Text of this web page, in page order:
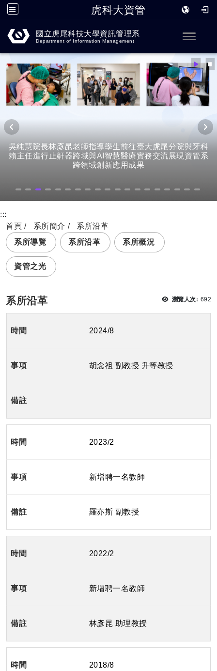
虎科大資管
跳到主要內容
國立虎尾科技大學資訊管理系
Department of Information Management
吳純慧院長林彥昆老師指導學生前往臺大虎尾分院與牙科
賴主任進行止鼾器跨域與AI智慧醫療實務交流展現資管系
跨領域創新應用成果
:::
首頁
系所簡介
系所沿革
系所導覽
系所沿革 系所概況
資管之光
瀏覽人次: 瀏覽
692
系所沿革
2024/8
胡念祖 副教授 升等教授
2023/2
新增聘一名教師
羅亦斯 副教授
2022/2
新增聘一名教師
林彥昆 助理教授
2018/8